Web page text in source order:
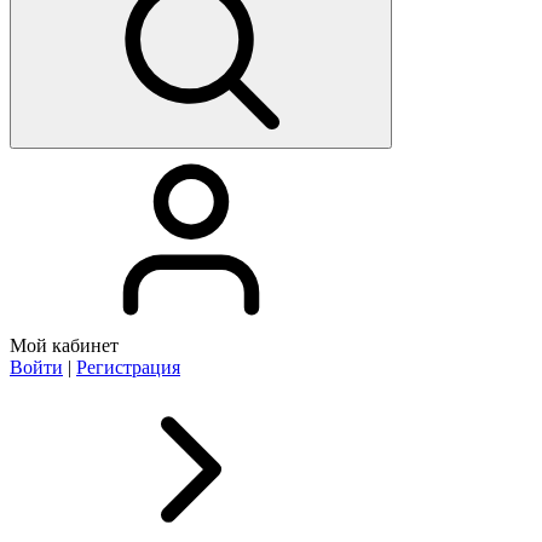
Мой кабинет
Войти | Регистрация